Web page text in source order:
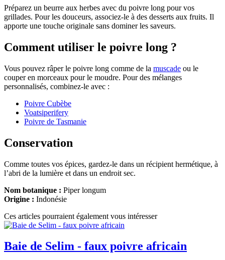
Préparez un beurre aux herbes avec du poivre long pour vos
grillades. Pour les douceurs, associez-le à des desserts aux fruits. Il
apporte une touche originale sans dominer les saveurs.
Comment utiliser le poivre long ?
Vous pouvez râper le poivre long comme de la muscade ou le
couper en morceaux pour le moudre. Pour des mélanges
personnalisés, combinez-le avec :
Poivre Cubèbe
Voatsiperifery
Poivre de Tasmanie
Conservation
Comme toutes vos épices, gardez-le dans un récipient hermétique, à
l’abri de la lumière et dans un endroit sec.
Nom botanique : Piper longum
Origine : Indonésie
Ces articles pourraient également vous intéresser
Baie de Selim - faux poivre africain